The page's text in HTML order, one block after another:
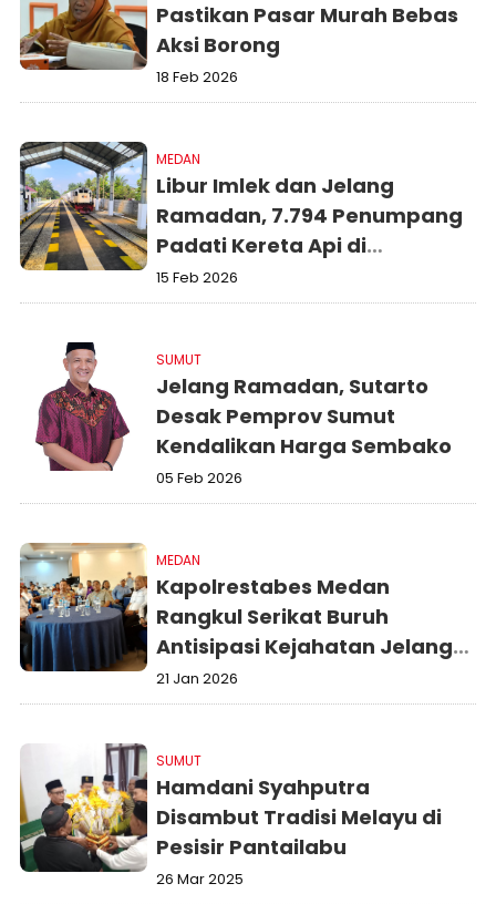
Pastikan Pasar Murah Bebas
Aksi Borong
18 Feb 2026
MEDAN
Libur Imlek dan Jelang
Ramadan, 7.794 Penumpang
Padati Kereta Api di
Sumatera Utara
15 Feb 2026
SUMUT
Jelang Ramadan, Sutarto
Desak Pemprov Sumut
Kendalikan Harga Sembako
05 Feb 2026
MEDAN
Kapolrestabes Medan
Rangkul Serikat Buruh
Antisipasi Kejahatan Jelang
Ramadan
21 Jan 2026
SUMUT
Hamdani Syahputra
Disambut Tradisi Melayu di
Pesisir Pantailabu
26 Mar 2025